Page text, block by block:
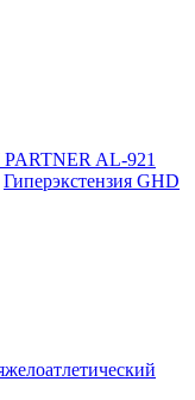
Гиперэкстензия GHD